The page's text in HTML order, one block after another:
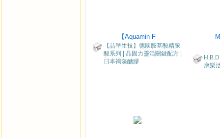
【Aquamin F
【晶準生技】德國胺基酸精胺
酸系列 | 晶固力靈活關鍵配方 |
日本褐藻醣膠
康樂